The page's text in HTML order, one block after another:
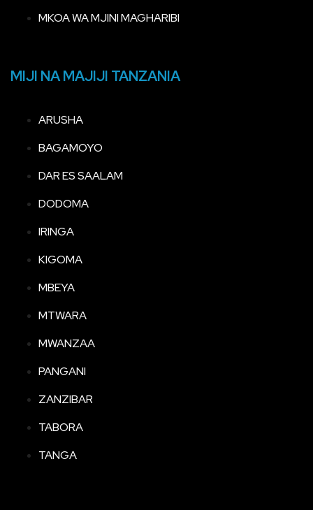
MKOA WA MJINI MAGHARIBI
MIJI NA MAJIJI TANZANIA
ARUSHA
BAGAMOYO
DAR ES SAALAM
DODOMA
IRINGA
KIGOMA
MBEYA
MTWARA
MWANZAA
PANGANI
ZANZIBAR
TABORA
TANGA